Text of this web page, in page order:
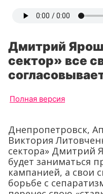
Дмитрий
сектор» все
Полная версия
Днепропетровск,
Виктория
сектора» Дмитрий
будет заниматься
кампанией, а свои
борьбе с